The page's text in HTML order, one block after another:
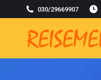
030/29669907